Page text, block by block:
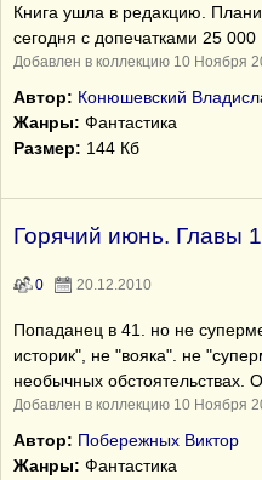
Книга ушла в редакцию.
сегодня с допечатками 25 000
Добавлен в коллекцию 10 Ноября
Автор: Конюшевский
Жанры: Фантастика
Размер: 144 Кб
Горячий июнь. Главы
0 20.12.2010
Попаданец в 41. но не
историк", не "вояка". не
необычных обстоятельствах.
Добавлен в коллекцию 10 Ноября
Автор: Побережных Виктор
Жанры: Фантастика